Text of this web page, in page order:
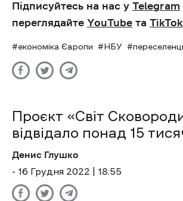
Підписуйтесь на нас у Telegram
переглядайте YouTube та TikTok
економіка Європи НБУ
Проєкт «Світ
відвідало понад 15
Денис Глушко
- 16 Грудня 2022 | 18:55